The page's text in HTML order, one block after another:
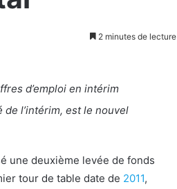
2 minutes de lecture
d’emploi en intérim
l’intérim, est le nouvel
une deuxième levée de fonds
tour de table date de 2011,